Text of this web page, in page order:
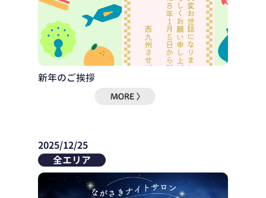
新年のご挨拶
2025/12/25
全エリア